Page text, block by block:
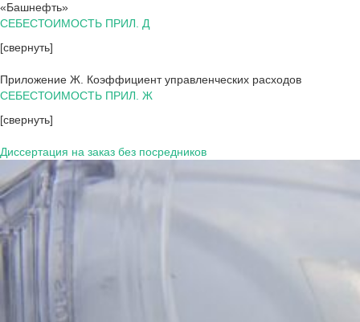
«Башнефть»
СЕБЕСТОИМОСТЬ ПРИЛ. Д
[свернуть]
Приложение Ж. Коэффициент управленческих расходов
СЕБЕСТОИМОСТЬ ПРИЛ. Ж
[свернуть]
Диссертация на заказ без посредников